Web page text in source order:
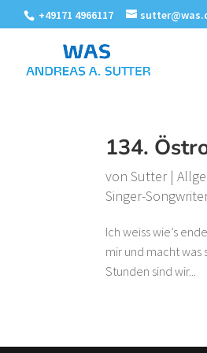
+49171 4966117
134.
vonSutter|
Singer-
Ich weiss wie’s
mir und macht was
Stunden sind wir...